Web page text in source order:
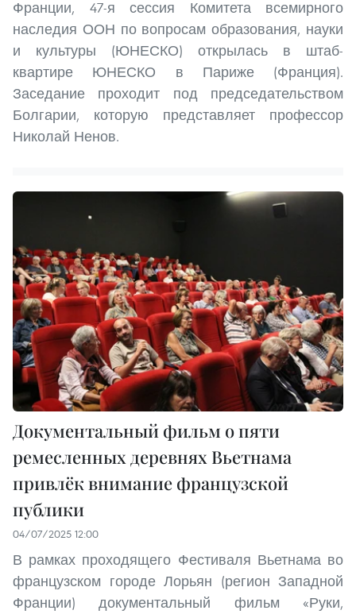
Франции, 47-я сессия Комитета всемирного
наследия ООН по вопросам образования, науки
и культуры (ЮНЕСКО) открылась в штаб-
квартире ЮНЕСКО в Париже (Франция).
Заседание проходит под председательством
Болгарии, которую представляет профессор
Николай Ненов.
Документальный фильм о пяти
ремесленных деревнях Вьетнама
привлёк внимание французской
публики
04/07/2025 12:00
В рамках проходящего Фестиваля Вьетнама во
французском городе Лорьян (регион Западной
Франции) документальный фильм «Руки,